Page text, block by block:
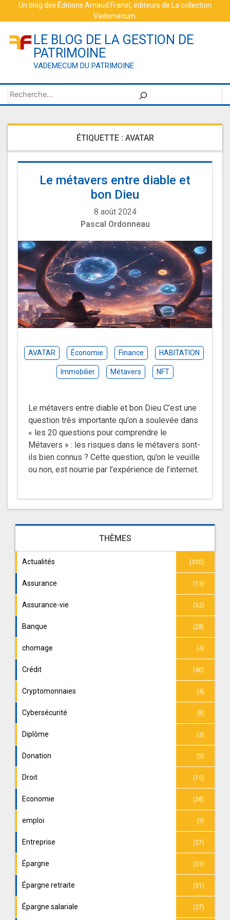
Un blog des Éditions Arnaud Franel , éditeurs de La collection
Vademecum
LE BLOG DE LA GESTION DE
PATRIMOINE
VADEMECUM DU PATRIMOINE
Rechercher
ÉTIQUETTE : AVATAR
Le métavers entre diable et
bon Dieu
8 août 2024
Pascal Ordonneau
AVATAR Économie Finance HABITATION
Immobilier Métavers NFT
Le métavers entre diable et bon Dieu C’est une
question très importante qu’on a soulevée dans
« les 20 questions pour comprendre le
Métavers » : les risques dans le métavers sont-
ils bien connus ? Cette question, qu’on le veuille
ou non, est nourrie par l’expérience de l’internet.
THÈMES
Actualités (330)
Assurance (13)
Assurance-vie (32)
Banque (28)
chomage (4)
Crédit (40)
Cryptomonnaies (4)
Cybersécurité (8)
Diplôme (3)
Donation (5)
Droit (10)
Economie (38)
emploi (9)
Entreprise (27)
Épargne (33)
Épargne retraite (31)
Épargne salariale (27)